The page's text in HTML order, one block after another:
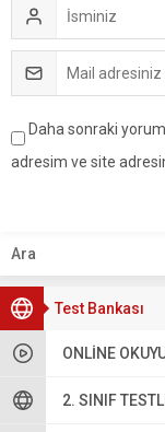
Test Bankası
ONLINE
2. SINIF
Daha sonraki
adresim ve site